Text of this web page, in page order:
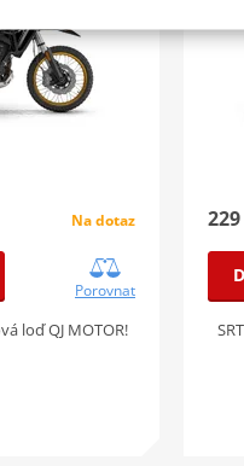
Na dotaz
Porovnat
loď QJ MOTOR!